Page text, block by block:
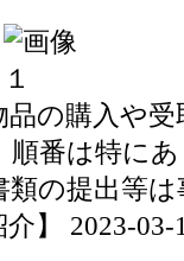
品の購入や
順番は特に
類の提出等
介】 2023-